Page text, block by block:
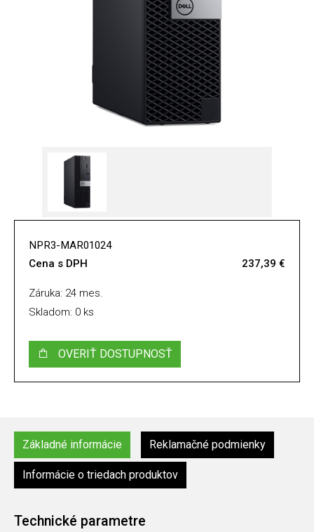
NPR3-MAR01024
Cena s DPH
237,39 €
Záruka: 24 mes.
Skladom: 0 ks
OVERIŤ DOSTUPNOSŤ
Základné informácie Reklamačné podmienky
Informácie o triedach produktov
Technické parametre